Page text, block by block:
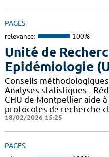
PAGES
relevance: 100%
Unité de
Epidémiologie
Conseils
Analyses statistiques -
CHU de Montpellier aide
protocoles de recherche
18/02/2026 15:25
PAGES